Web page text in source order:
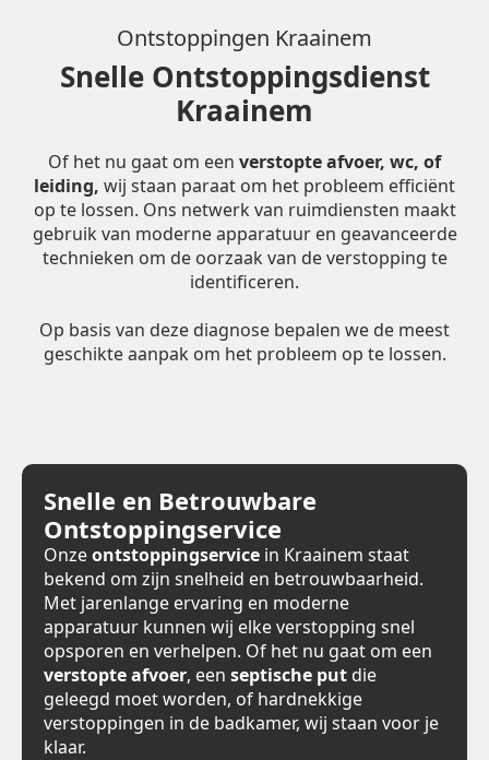
Ontstoppingen Kraainem
Snelle Ontstoppingsdienst
Kraainem
Of het nu gaat om een verstopte afvoer, wc, of
leiding, wij staan paraat om het probleem efficiënt
op te lossen. Ons netwerk van ruimdiensten maakt
gebruik van moderne apparatuur en geavanceerde
technieken om de oorzaak van de verstopping te
identificeren.
Op basis van deze diagnose bepalen we de meest
geschikte aanpak om het probleem op te lossen.
Snelle en Betrouwbare
Ontstoppingservice
Onzeontstoppingservice in Kraainem staat
bekend om zijn snelheid en betrouwbaarheid.
Met jarenlange ervaring en moderne
apparatuur kunnen wij elke verstopping snel
opsporen en verhelpen. Of het nu gaat om een
verstopte afvoer, een septische put die
geleegd moet worden, of hardnekkige
verstoppingen in de badkamer, wij staan voor je
klaar.